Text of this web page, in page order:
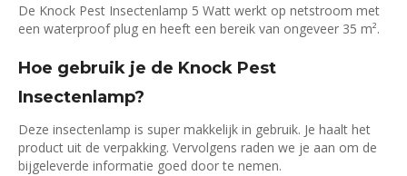
De Knock Pest Insectenlamp 5 Watt werkt op netstroom met
een waterproof plug en heeft een bereik van ongeveer 35 m².
Hoe gebruik je de Knock Pest
Insectenlamp?
Deze insectenlamp is super makkelijk in gebruik. Je haalt het
product uit de verpakking. Vervolgens raden we je aan om de
bijgeleverde informatie goed door te nemen.